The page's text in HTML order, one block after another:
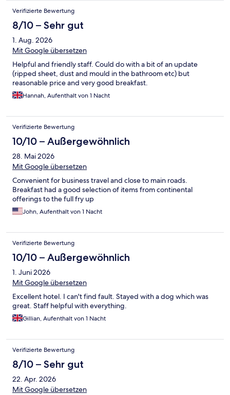
Verifizierte Bewertung
8/10 – Sehr gut
1. Aug. 2026
Mit Google übersetzen
Helpful and friendly staff. Could do with a bit of an update
(ripped sheet, dust and mould in the bathroom etc) but
reasonable price and very good breakfast.
Hannah, Aufenthalt von 1 Nacht
Verifizierte Bewertung
10/10 – Außergewöhnlich
28. Mai 2026
Mit Google übersetzen
Convenient for business travel and close to main roads.
Breakfast had a good selection of items from continental
offerings to the full fry up
John, Aufenthalt von 1 Nacht
Verifizierte Bewertung
10/10 – Außergewöhnlich
1. Juni 2026
Mit Google übersetzen
Excellent hotel. I can't find fault. Stayed with a dog which was
great. Staff helpful with everything.
Gillian, Aufenthalt von 1 Nacht
Verifizierte Bewertung
8/10 – Sehr gut
22. Apr. 2026
Mit Google übersetzen